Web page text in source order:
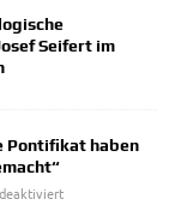
Seifert im
Pontifikat haben